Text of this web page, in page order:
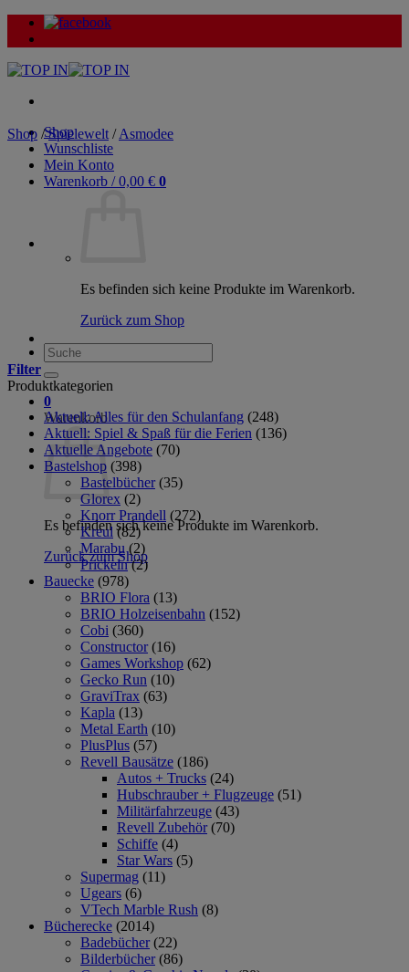
Zum
Inhalt
Shop
Wunschliste
Mein Konto
Warenkorb /0,00 € 0
Es befinden sich keine Produkte im Warenkorb.
Zurück zum Shop
Suche
nach:
0
Warenkorb
Es befinden sich keine Produkte im Warenkorb.
Zurück zum Shop
Shop / Spielewelt / Asmodee
Filter
Produktkategorien
Aktuell: Alles für den Schulanfang (248)
Aktuell: Spiel & Spaß für die Ferien (136)
Aktuelle Angebote (70)
Bastelshop (398)
Bastelbücher (35)
Glorex (2)
Knorr Prandell (272)
Kreul (82)
Marabu (2)
Prickeln (2)
Bauecke (978)
BRIO Flora (13)
BRIO Holzeisenbahn (152)
Cobi (360)
Constructor (16)
Games Workshop (62)
Gecko Run (10)
GraviTrax (63)
Kapla (13)
Metal Earth (10)
PlusPlus (57)
Revell Bausätze (186)
Autos + Trucks (24)
Hubschrauber + Flugzeuge (51)
Militärfahrzeuge (43)
Revell Zubehör (70)
Schiffe (4)
Star Wars (5)
Supermag (11)
Ugears (6)
VTech Marble Rush (8)
Bücherecke (2014)
Badebücher (22)
Bilderbücher (86)